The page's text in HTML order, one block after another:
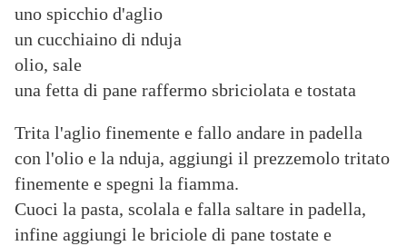
uno spicchio d'aglio
un cucchiaino di nduja
olio, sale
una fetta di pane raffermo sbriciolata e tostata
Trita l'aglio finemente e fallo andare in padella
con l'olio e la nduja, aggiungi il prezzemolo tritato
finemente e spegni la fiamma.
Cuoci la pasta, scolala e falla saltare in padella,
infine aggiungi le briciole di pane tostate e